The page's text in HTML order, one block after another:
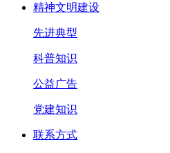
精神文明建设
先进典型
科普知识
公益广告
党建知识
联系方式